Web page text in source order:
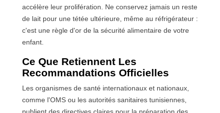
accélère leur prolifération. Ne conservez jamais un reste
de lait pour une tétée ultérieure, même au réfrigérateur :
c'est une règle d'or de la sécurité alimentaire de votre
enfant.
Ce Que Retiennent Les
Recommandations Officielles
Les organismes de santé internationaux et nationaux,
comme l'OMS ou les autorités sanitaires tunisiennes,